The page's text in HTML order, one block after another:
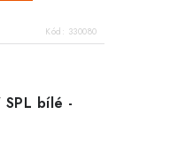
Kód: 330080
bílé -